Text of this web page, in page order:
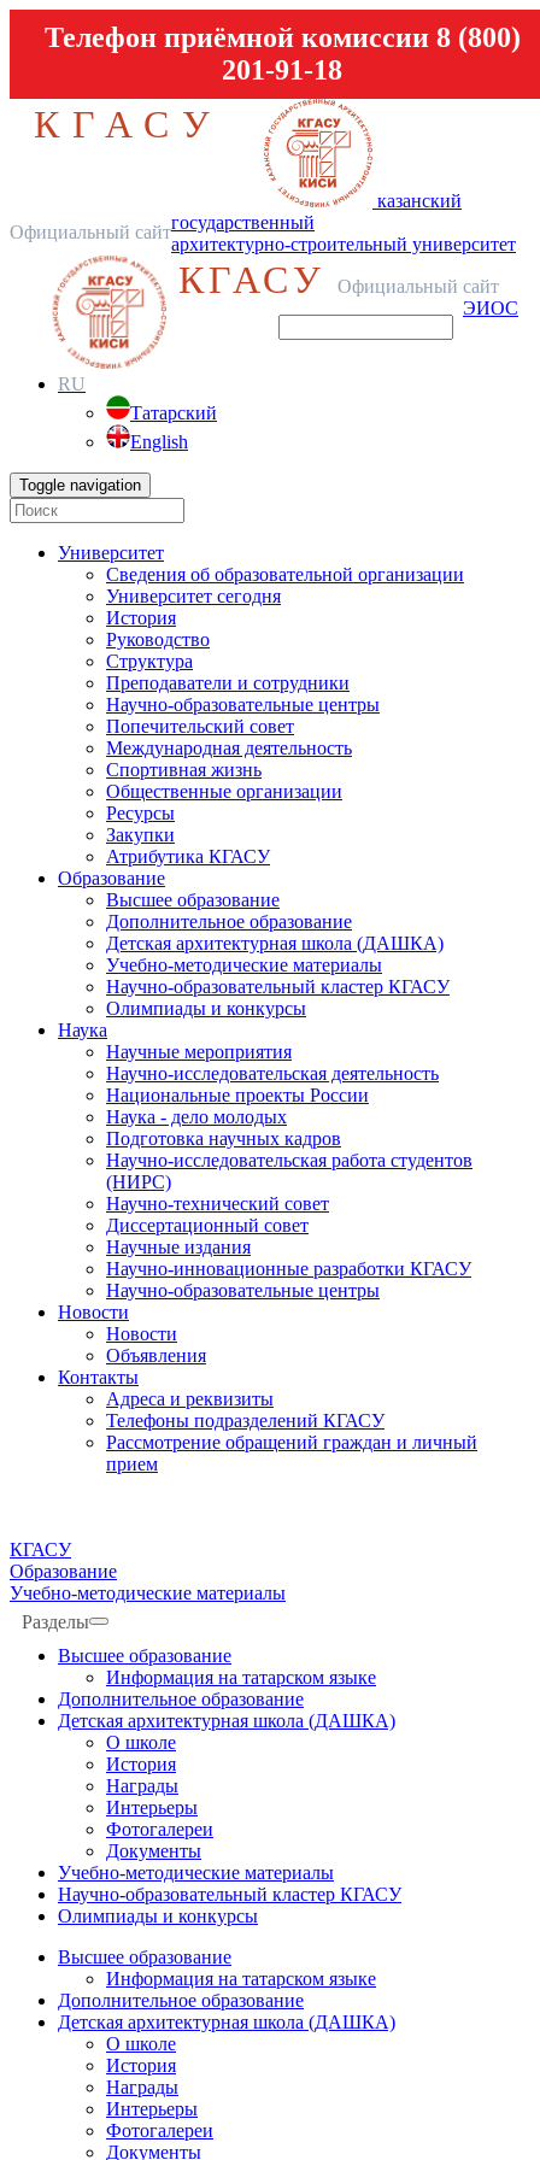
Телефон приёмной комиссии 8 (800)
201-91-18
КГАСУ
Официальный сайт
казанский
государственный
архитектурно-строительный университет
КГАСУ
Официальный сайт
ЭИОС
RU
Татарский
English
Toggle navigation
Университет
Сведения об образовательной организации
Университет сегодня
История
Руководство
Структура
Преподаватели и сотрудники
Научно-образовательные центры
Попечительский совет
Международная деятельность
Спортивная жизнь
Общественные организации
Ресурсы
Закупки
Атрибутика КГАСУ
Образование
Высшее образование
Дополнительное образование
Детская архитектурная школа (ДАШКА)
Учебно-методические материалы
Научно-образовательный кластер КГАСУ
Олимпиады и конкурсы
Наука
Научные мероприятия
Научно-исследовательская деятельность
Национальные проекты России
Наука - дело молодых
Подготовка научных кадров
Научно-исследовательская работа студентов
(НИРС)
Научно-технический совет
Диссертационный совет
Научные издания
Научно-инновационные разработки КГАСУ
Научно-образовательные центры
Новости
Новости
Объявления
Контакты
Адреса и реквизиты
Телефоны подразделений КГАСУ
Рассмотрение обращений граждан и личный
прием
КГАСУ
Образование
Учебно-методические материалы
Разделы
Высшее образование
Информация на татарском языке
Дополнительное образование
Детская архитектурная школа (ДАШКА)
О школе
История
Награды
Интерьеры
Фотогалереи
Документы
Учебно-методические материалы
Научно-образовательный кластер КГАСУ
Олимпиады и конкурсы
Высшее образование
Информация на татарском языке
Дополнительное образование
Детская архитектурная школа (ДАШКА)
О школе
История
Награды
Интерьеры
Фотогалереи
Документы